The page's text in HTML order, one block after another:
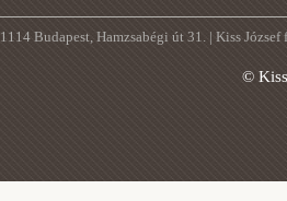
1114 Budapest, Hamzsabégi út 31. | Kiss
©